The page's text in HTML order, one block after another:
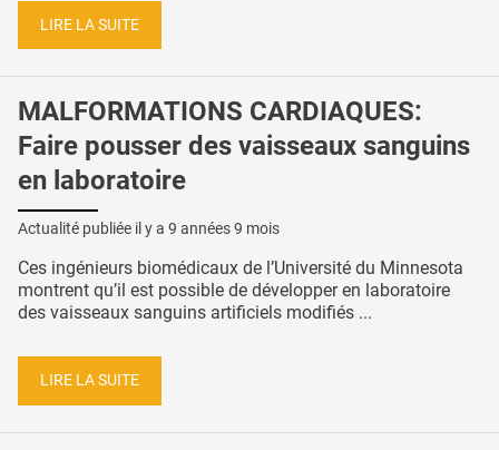
LIRE LA SUITE
MALFORMATIONS CARDIAQUES:
Faire pousser des vaisseaux sanguins
en laboratoire
Actualité publiée il y a 9 années 9 mois
Ces ingénieurs biomédicaux de l’Université du Minnesota
montrent qu’il est possible de développer en laboratoire
des vaisseaux sanguins artificiels modifiés ...
LIRE LA SUITE